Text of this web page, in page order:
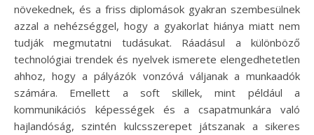
növekednek, és a friss diplomások gyakran szembesülnek
azzal a nehézséggel, hogy a gyakorlat hiánya miatt nem
tudják megmutatni tudásukat. Ráadásul a különböző
technológiai trendek és nyelvek ismerete elengedhetetlen
ahhoz, hogy a pályázók vonzóvá váljanak a munkaadók
számára. Emellett a soft skillek, mint például a
kommunikációs képességek és a csapatmunkára való
hajlandóság, szintén kulcsszerepet játszanak a sikeres